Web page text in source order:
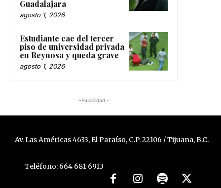
Guadalajara
agosto 1, 2026
Estudiante cae del tercer
piso de universidad privada
en Reynosa y queda grave
agosto 1, 2026
-Publicidad -
Av. Las Américas 4633, El Paraíso, C.P. 22106 / Tijuana, B.C.
Teléfono: 664 681 6913